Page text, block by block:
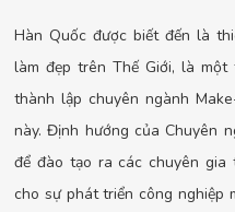
Hàn Quốc được biết đến là
làm đẹp trên Thế Giới, là một
thành lập chuyên ngành
này. Định hướng của Chuyên
để đào tạo ra các chuyên gia
cho sự phát triển công nghiệp